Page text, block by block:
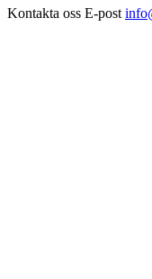
Kontakta oss E-post